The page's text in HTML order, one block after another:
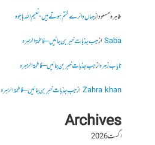
طاہرہ مسعودازجہاں دائرے ختم ہوتے ہیں- نعیم اللہ باجوہ
Sabaازجب جذبات خبر بن جائیں – فاطمۃالزہرہ
نایاب زہرہازجب جذبات خبر بن جائیں – فاطمۃالزہرہ
Zahra khanازجب جذبات خبر بن جائیں – فاطمۃالزہرہ
Archives
اگست 2026